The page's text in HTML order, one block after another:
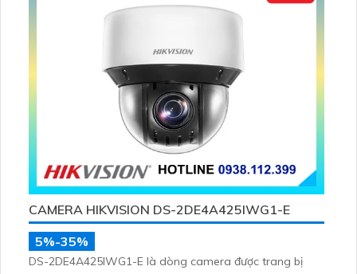
CAMERA HIKVISION DS-2DE4A425IWG1-E
5%-35%
DS-2DE4A425IWG1-E là dòng camera được trang bị